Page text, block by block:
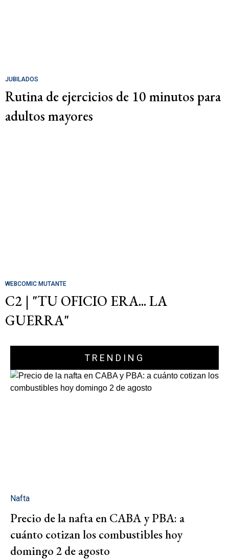
JUBILADOS
Rutina de ejercicios de 10 minutos para
adultos mayores
WEBCOMIC MUTANTE
C2 | "TU OFICIO ERA... LA
GUERRA"
TRENDING
Nafta
Precio de la nafta en CABA y PBA: a
cuánto cotizan los combustibles hoy
domingo 2 de agosto